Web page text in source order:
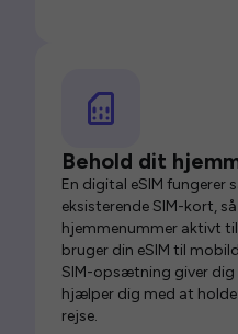
Behold dit
En digital eSIM fungerer
eksisterende SIM-kort,
hjemmenummer aktivt
bruger din eSIM til
SIM-opsætning giver
hjælper dig med at
rejse.